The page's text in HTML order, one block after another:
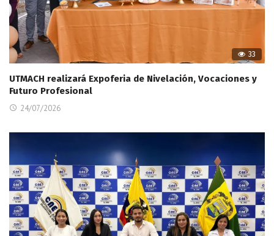
33
UTMACH realizará Expoferia de Nivelación, Vocaciones y
Futuro Profesional
24/07/2026